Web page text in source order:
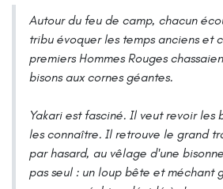
Autour du feu de camp, chacun
tribu évoquer les temps anciens et
premiers Hommes Rouges
bisons aux cornes géantes.
Yakari est fasciné. Il veut revoir les
les connaître. Il retrouve le grand
par hasard, au vêlage d'une
pas seul : un loup bête et méchant